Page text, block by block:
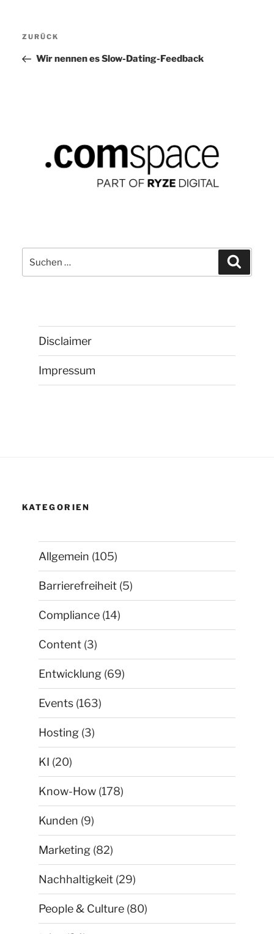
Vorheriger
Beitrag
ZURÜCK
Wir nennen es Slow-Dating-Feedback
Suchen
nach:
Disclaimer
Impressum
KATEGORIEN
Allgemein (105)
Barrierefreiheit (5)
Compliance (14)
Content (3)
Entwicklung (69)
Events (163)
Hosting (3)
KI (20)
Know-How (178)
Kunden (9)
Marketing (82)
Nachhaltigkeit (29)
People & Culture (80)